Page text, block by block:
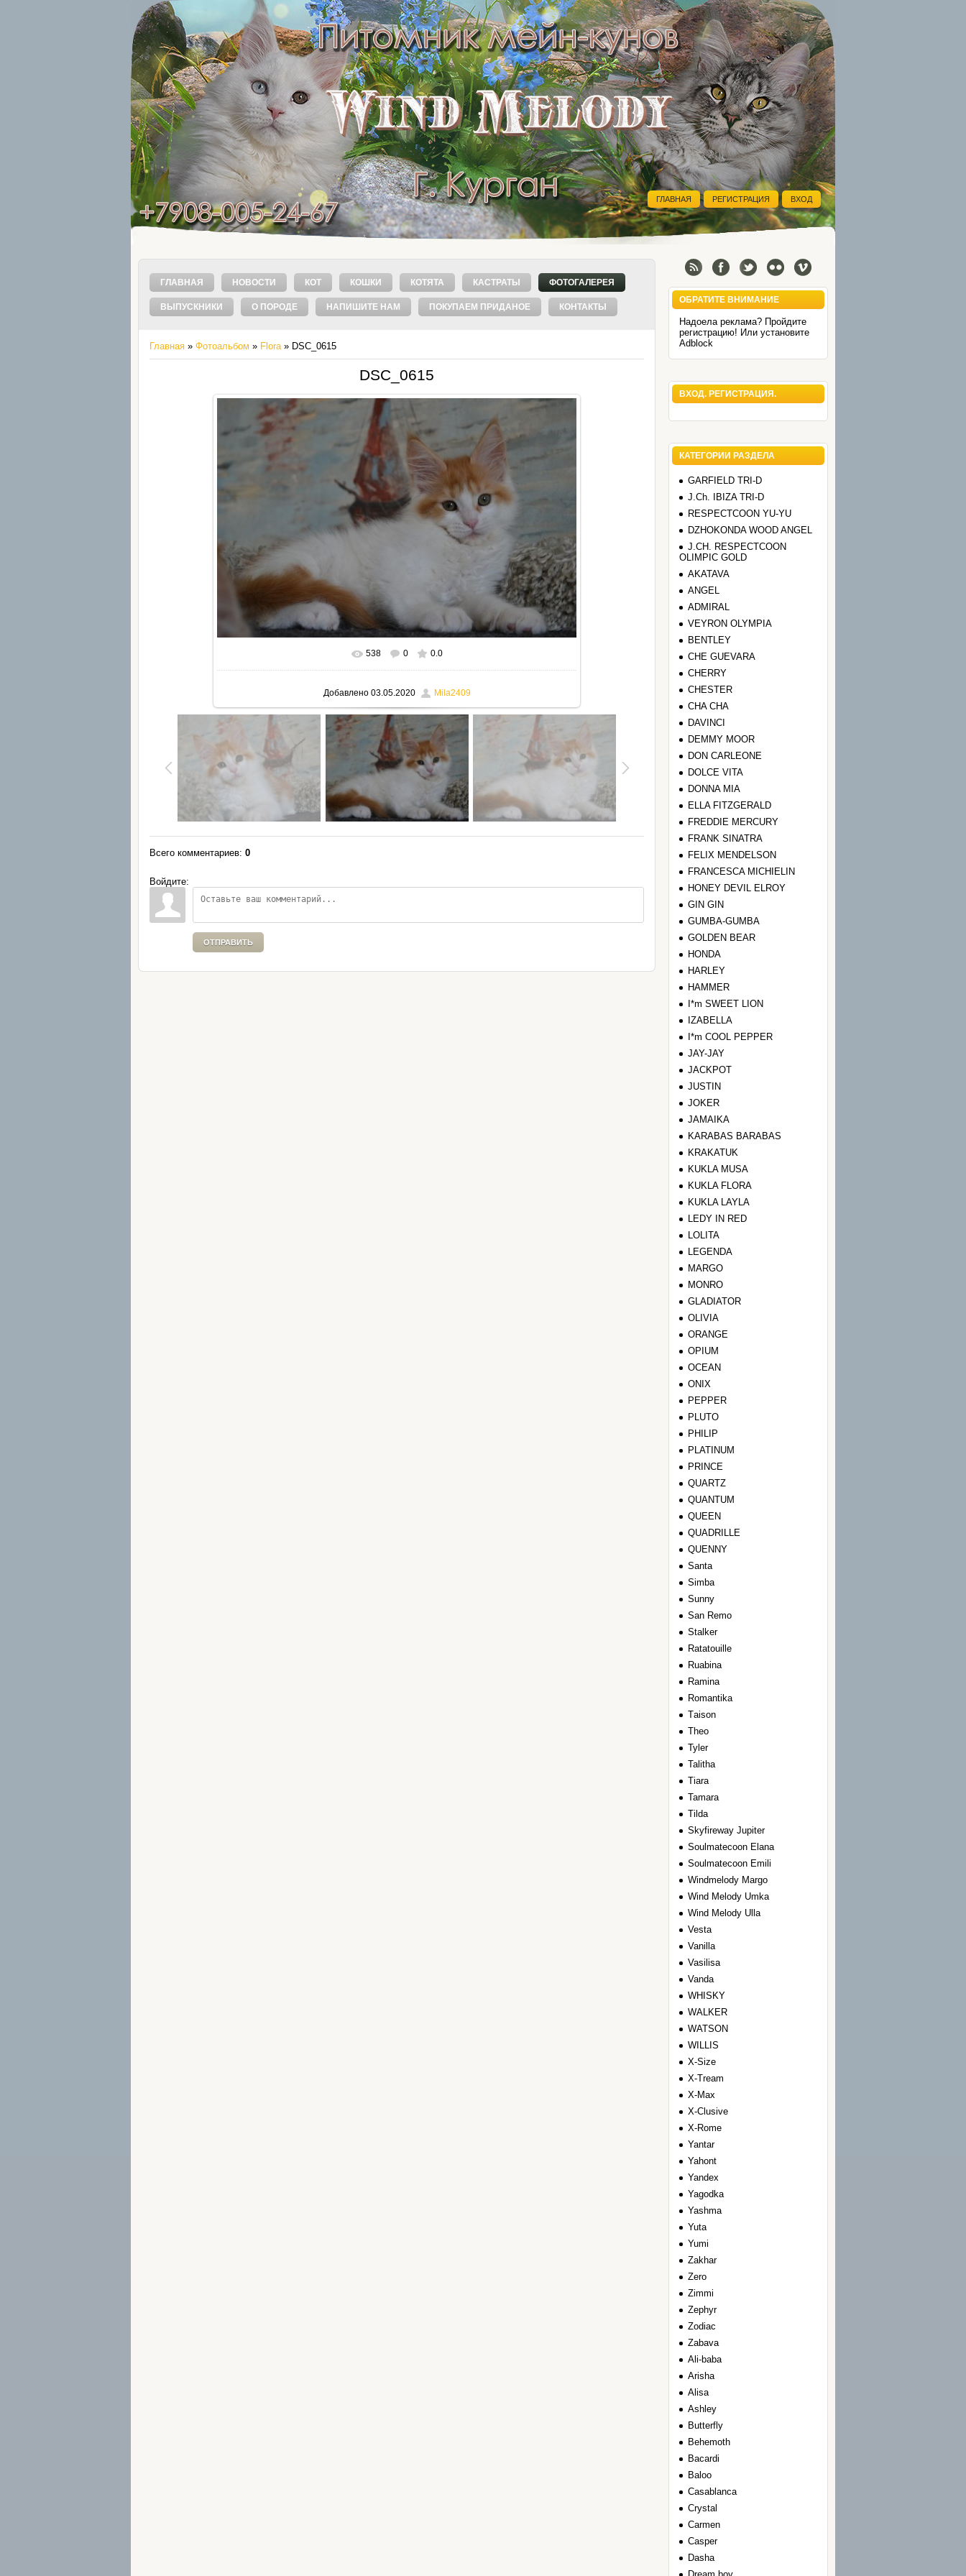
ГЛАВНАЯ РЕГИСТРАЦИЯ ВХОД
ГЛАВНАЯ НОВОСТИ КОТ КОШКИ КОТЯТА КАСТРАТЫ ФОТОГАЛЕРЕЯ
ВЫПУСКНИКИ О ПОРОДЕ НАПИШИТЕ НАМ ПОКУПАЕМ ПРИДАНОЕ КОНТАКТЫ
Главная » Фотоальбом » Flora» DSC_0615
DSC_0615
В реальном размере 795x530
538 0 0.0
Добавлено03.05.2020 Mila2409
Всего комментариев: 0
Войдите:
ОТПРАВИТЬ
ОБРАТИТЕ ВНИМАНИЕ
Надоела реклама? Пройдите
регистрацию! Или установите
Adblock
ВХОД. РЕГИСТРАЦИЯ.
КАТЕГОРИИ РАЗДЕЛА
GARFIELD TRI-D
J.Ch. IBIZA TRI-D
RESPECTCOON YU-YU
DZHOKONDA WOOD ANGEL
J.CH. RESPECTCOON
OLIMPIC GOLD
AKATAVA
ANGEL
ADMIRAL
VEYRON OLYMPIA
BENTLEY
CHE GUEVARA
CHERRY
CHESTER
CHA CHA
DAVINCI
DEMMY MOOR
DON CARLEONE
DOLCE VITA
DONNA MIA
ELLA FITZGERALD
FREDDIE MERCURY
FRANK SINATRA
FELIX MENDELSON
FRANCESCA MICHIELIN
HONEY DEVIL ELROY
GIN GIN
GUMBA-GUMBA
GOLDEN BEAR
HONDA
HARLEY
HAMMER
I*m SWEET LION
IZABELLA
I*m COOL PEPPER
JAY-JAY
JACKPOT
JUSTIN
JOKER
JAMAIKA
KARABAS BARABAS
KRAKATUK
KUKLA MUSA
KUKLA FLORA
KUKLA LAYLA
LEDY IN RED
LOLITA
LEGENDA
MARGO
MONRO
GLADIATOR
OLIVIA
ORANGE
OPIUM
OCEAN
ONIX
PEPPER
PLUTO
PHILIP
PLATINUM
PRINCE
QUARTZ
QUANTUM
QUEEN
QUADRILLE
QUENNY
Santa
Simba
Sunny
San Remo
Stalker
Ratatouille
Ruabina
Ramina
Romantika
Тaison
Theo
Tyler
Talitha
Tiara
Tamara
Tilda
Skyfireway Jupiter
Soulmatecoon Elana
Soulmatecoon Emili
Windmelody Margo
Wind Melody Umka
Wind Melody Ulla
Vesta
Vanilla
Vasilisa
Vanda
WHISKY
WALKER
WATSON
WILLIS
Х-Size
Х-Tream
Х-Max
Х-Clusive
Х-Rome
Yantar
Yahont
Yandex
Yagodka
Yashma
Yuta
Yumi
Zakhar
Zero
Zimmi
Zephyr
Zodiac
Zabava
Ali-baba
Arisha
Alisa
Ashley
Вutterfly
Вehemoth
Вacardi
Вaloo
Сasablanca
Сrystal
Сarmen
Сasper
Dasha